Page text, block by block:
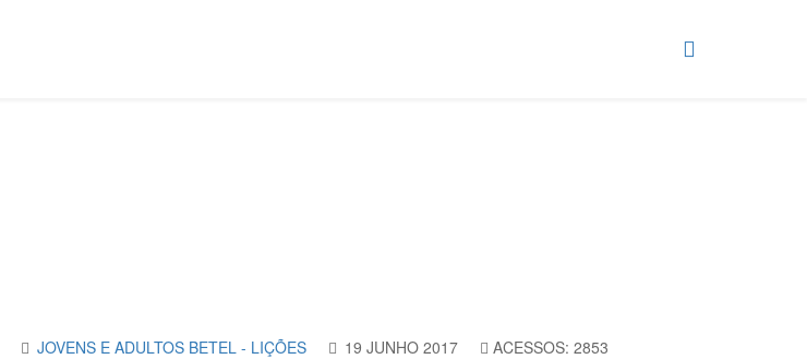
JOVENS E ADULTOS BETEL - LIÇÕES 19 JUNHO 2017 ACESSOS: 2853